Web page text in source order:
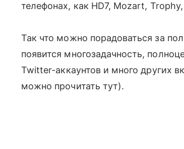
телефонах, как HD7, Mozart,
Так что можно порадоваться за
появится многозадачность,
Twitter-аккаунтов и много других
можно прочитать тут).